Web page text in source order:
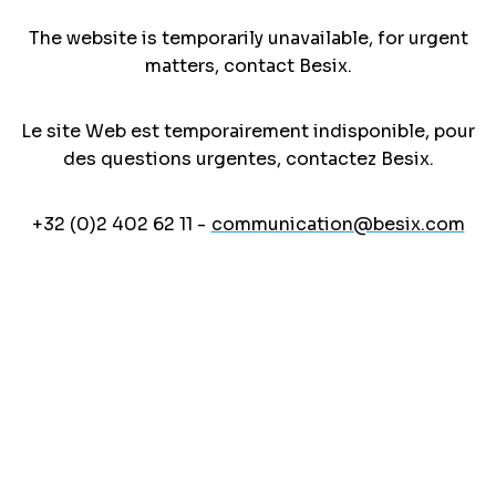
The website is temporarily unavailable, for urgent
matters, contact Besix.
Le site Web est temporairement indisponible, pour
des questions urgentes, contactez Besix.
+32 (0)2 402 62 11 - communication@besix.com